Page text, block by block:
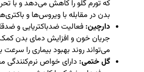
که تورم گلو را کاهش می‌دهد و با
بدن در مقابله با ویروس‌ها و
دارچین: فعالیت ضدباکتریایی و
جریان خون و افزایش دمای بدن
می‌تواند روند بهبود بیماری را
گل ختمی: دارای خواص